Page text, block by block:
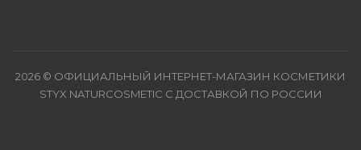
2026 © ОФИЦИАЛЬНЫЙ ИНТЕРНЕТ-МАГАЗИН КОСМЕТИКИ
STYX NATURCOSMETIC С ДОСТАВКОЙ ПО РОССИИ